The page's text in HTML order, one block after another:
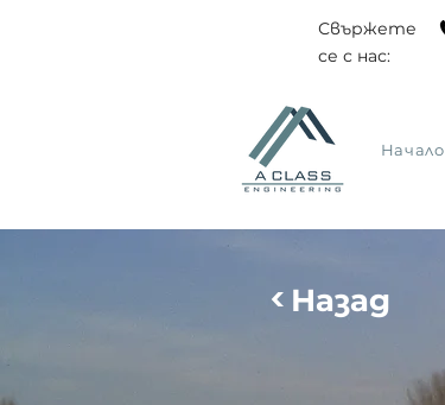
Свържете
се с нас:
Начало
< Назад